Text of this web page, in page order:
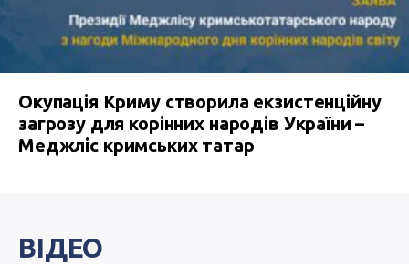
Окупація Криму створила екзистенційну
загрозу для корінних народів України –
Меджліс кримських татар
ВІДЕО